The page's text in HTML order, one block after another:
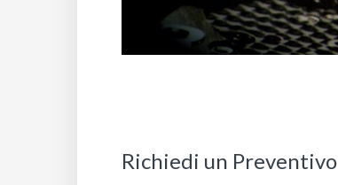
Richiedi un Preventivo